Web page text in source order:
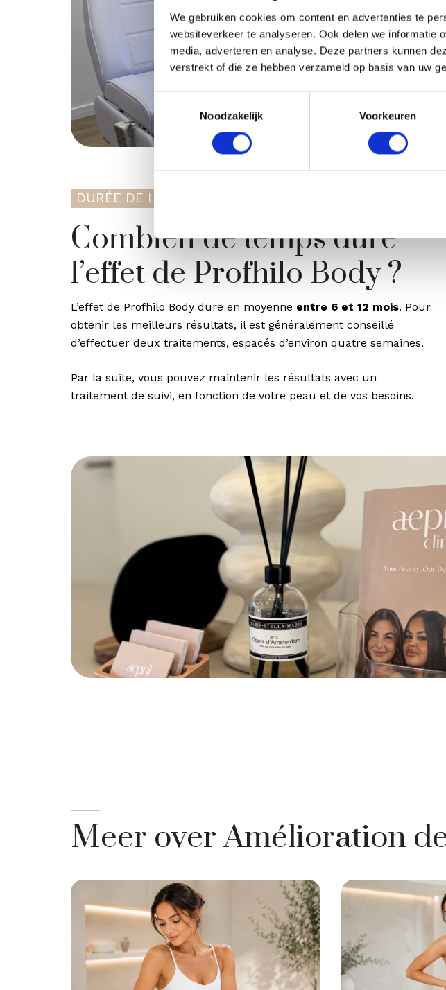
We gebruiken cookies om content en advertenties te
websiteverkeer te analyseren. Ook delen we informatie
media, adverteren en analyse. Deze partners kunnen
verstrekt of die ze hebben verzameld op basis van uw
Noodzakelijk
Voorkeuren
DURÉE DE L’EFFET
Combien de temps dure
l’effet de Profhilo Body ?
L’effet de Profhilo Body dure en moyenne entre 6 et 12 mois. Pour
obtenir les meilleurs résultats, il est généralement conseillé
d’effectuer deux traitements, espacés d’environ quatre semaines.
Par la suite, vous pouvez maintenir les résultats avec un
traitement de suivi, en fonction de votre peau et de vos besoins.
Meer over Amélioration